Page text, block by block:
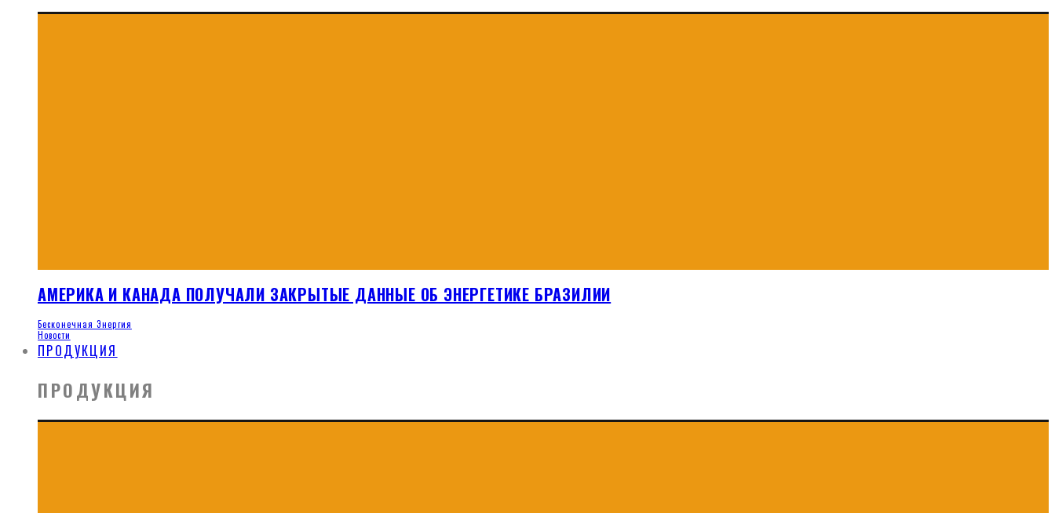
АМЕРИКА И КАНАДА ПОЛУЧАЛИ ЗАКРЫТЫЕ ДАННЫЕ ОБ ЭНЕРГЕТИКЕ БРАЗИЛИИ
Бесконечная Энергия
Новости
ПРОДУКЦИЯ
ПРОДУКЦИЯ